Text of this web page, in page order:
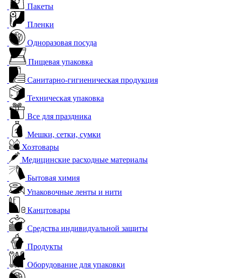
Пакеты
Пленки
Одноразовая посуда
Пищевая упаковка
Санитарно-гигиеническая продукция
Техническая упаковка
Все для праздника
Мешки, сетки, сумки
Хозтовары
Медицинские расходные материалы
Бытовая химия
Упаковочные ленты и нити
Канцтовары
Средства индивидуальной защиты
Продукты
Оборудование для упаковки